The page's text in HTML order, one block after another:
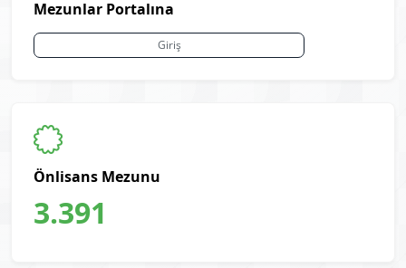
Mezunlar Portalına
Giriş
Önlisans Mezunu
3.391